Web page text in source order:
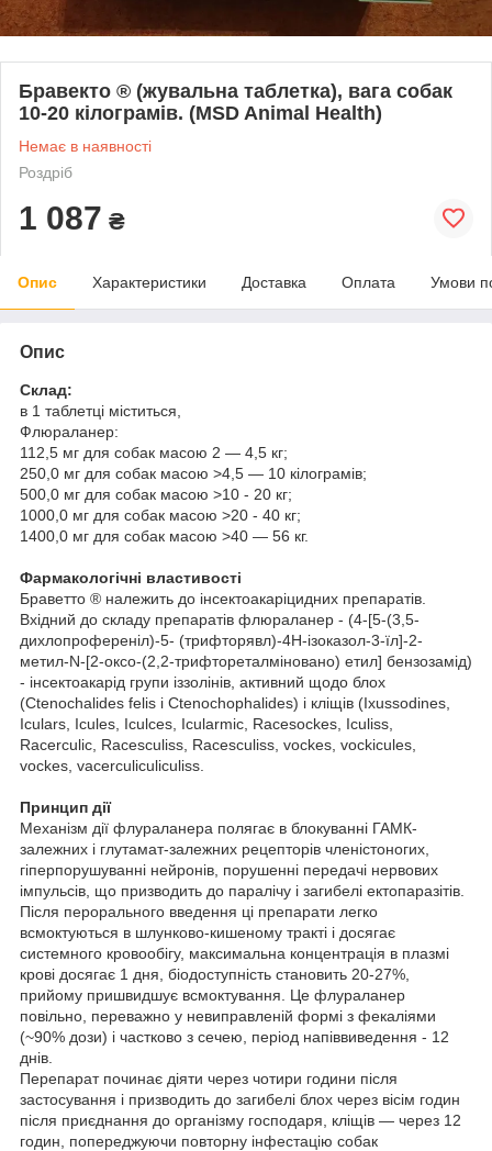
Бравекто ® (жувальна таблетка), вага собак
10-20 кілограмів. (MSD Animal Health)
Немає в наявності
Роздріб
1 087 ₴
Опис Характеристики Доставка Оплата Умови
Опис
Склад:
в 1 таблетці міститься,
Флюраланер:
112,5 мг для собак масою 2 — 4,5 кг;
250,0 мг для собак масою >4,5 — 10 кілограмів;
500,0 мг для собак масою >10 - 20 кг;
1000,0 мг для собак масою >20 - 40 кг;
1400,0 мг для собак масою >40 — 56 кг.
Фармакологічні властивості
Браветто ® належить до інсектоакаріцидних препаратів.
Вхідний до складу препаратів флюраланер - (4-[5-(3,5-
дихлопроференіл)-5- (трифторявл)-4Н-ізоказол-3-їл]-2-
метил-N-[2-оксо-(2,2-трифтореталміновано) етил] бензозамід)
- інсектоакарід групи іззолінів, активний щодо блох
(Ctenochalides felis і Ctenochophalides) і кліщів (Ixussodines,
Iculars, Icules, Iculces, Icularmic, Racesockes, Iculiss,
Racerculic, Racesculiss, Racesculiss, vockes, vockicules,
vockes, vacerculiculiculiss.
Принцип дії
Механізм дії флураланера полягає в блокуванні ГАМК-
залежних і глутамат-залежних рецепторів членістоногих,
гіперпорушуванні нейронів, порушенні передачі нервових
імпульсів, що призводить до паралічу і загибелі ектопаразітів.
Після перорального введення ці препарати легко
всмоктуються в шлунково-кишеному тракті і досягає
системного кровообігу, максимальна концентрація в плазмі
крові досягає 1 дня, біодоступність становить 20-27%,
прийому пришвидшує всмоктування. Це флураланер
повільно, переважно у невиправленій формі з фекаліями
(~90% дози) і частково з сечею, період напіввиведення - 12
днів.
Перепарат починає діяти через чотири години після
застосування і призводить до загибелі блох через вісім годин
після приєднання до організму господаря, кліщів — через 12
годин, попереджуючи повторну інфестацію собак